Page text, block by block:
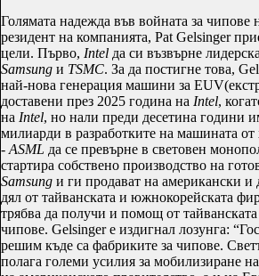
Голямата надежда във войната за
резидент на компанията, Pat Gelsinger
цели. Първо, Intel да си възвърне
Samsung и TSMC. За да постигне това,
най-нова генерация машини за EUV(
доставени през 2025 година на Intel,
на Intel, но нали преди десетина години
милиарди в разработките на машината
- ASML да се превърне в световен
стартира собствено производство на
Samsung и ги продават на американски и
дял от тайванската и южнокорейската
трябва да получи и помощ от
чипове. Gelsingerе издигнал лозунга:
решим къде са фабриките за чипове.
полага големи усилия за мобилизиране